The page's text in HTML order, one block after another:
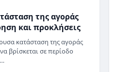
της αγοράς
και προκλήσεις
κατάσταση της αγοράς
βρίσκεται σε περίοδο